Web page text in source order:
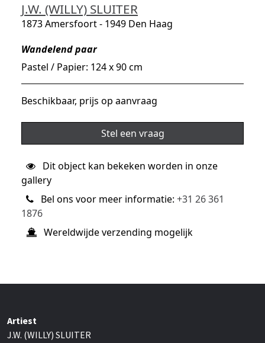
J.W. (WILLY) SLUITER
1873 Amersfoort - 1949 Den Haag
Wandelend paar
Pastel / Papier: 124 x 90 cm
Beschikbaar, prijs op aanvraag
Stel een vraag
Dit object kan bekeken worden in onze
gallery
Bel ons voor meer informatie: +31 26 361
1876
Wereldwijde verzending mogelijk
Artiest
J.W. (WILLY) SLUITER